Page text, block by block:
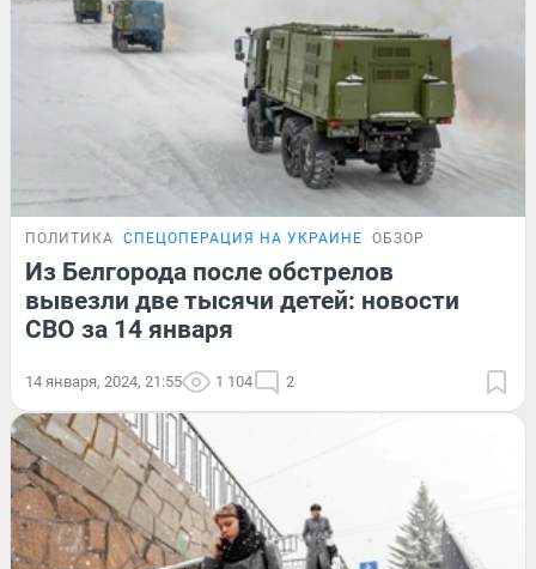
ПОЛИТИКА СПЕЦОПЕРАЦИЯ НА УКРАИНЕ ОБЗОР
Из Белгорода после обстрелов
вывезли две тысячи детей: новости
СВО за 14 января
14 января, 2024, 21:55 1 104 2